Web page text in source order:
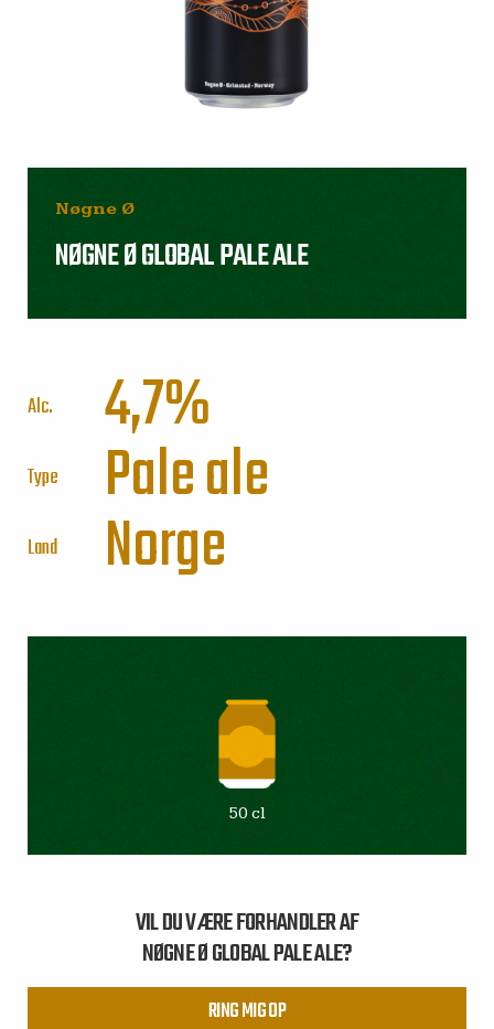
Nøgne Ø
NØGNE Ø GLOBAL PALE ALE
Alc. 4,7%
Type Pale ale
Land Norge
50 cl
VIL DU VÆRE FORHANDLER AF
NØGNE Ø GLOBAL PALE ALE?
RING MIG OP